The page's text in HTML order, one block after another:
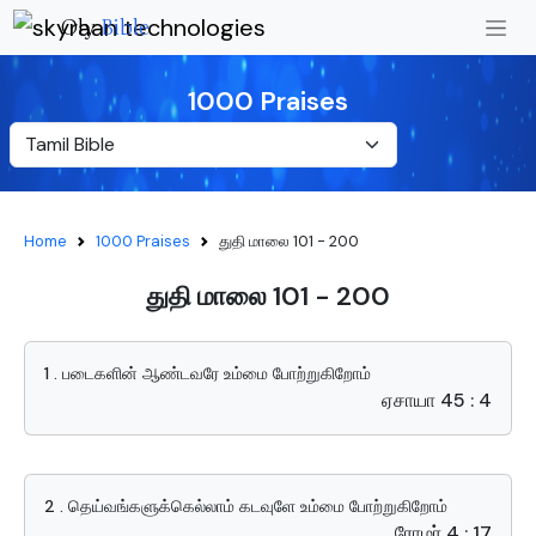
OlyBible
1000 Praises
Home 1000 Praises துதி மாலை 101 - 200
துதி மாலை 101 - 200
1 . படைகளின் ஆண்டவரே உம்மை போற்றுகிறோம்
ஏசாயா 45 : 4
2 . தெய்வங்களுக்கெல்லாம் கடவுளே உம்மை போற்றுகிறோம்